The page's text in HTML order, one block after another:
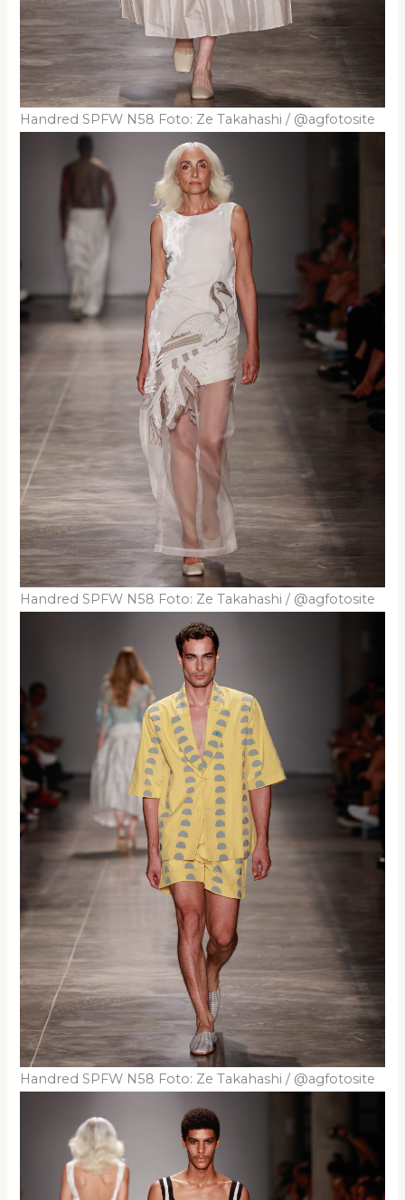
Handred SPFW N58 Foto: Ze Takahashi / @agfotosite
Handred SPFW N58 Foto: Ze Takahashi / @agfotosite
Handred SPFW N58 Foto: Ze Takahashi / @agfotosite